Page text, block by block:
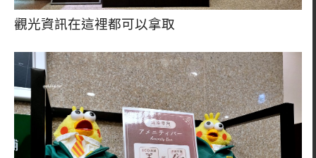
觀光資訊在這裡都可以拿取